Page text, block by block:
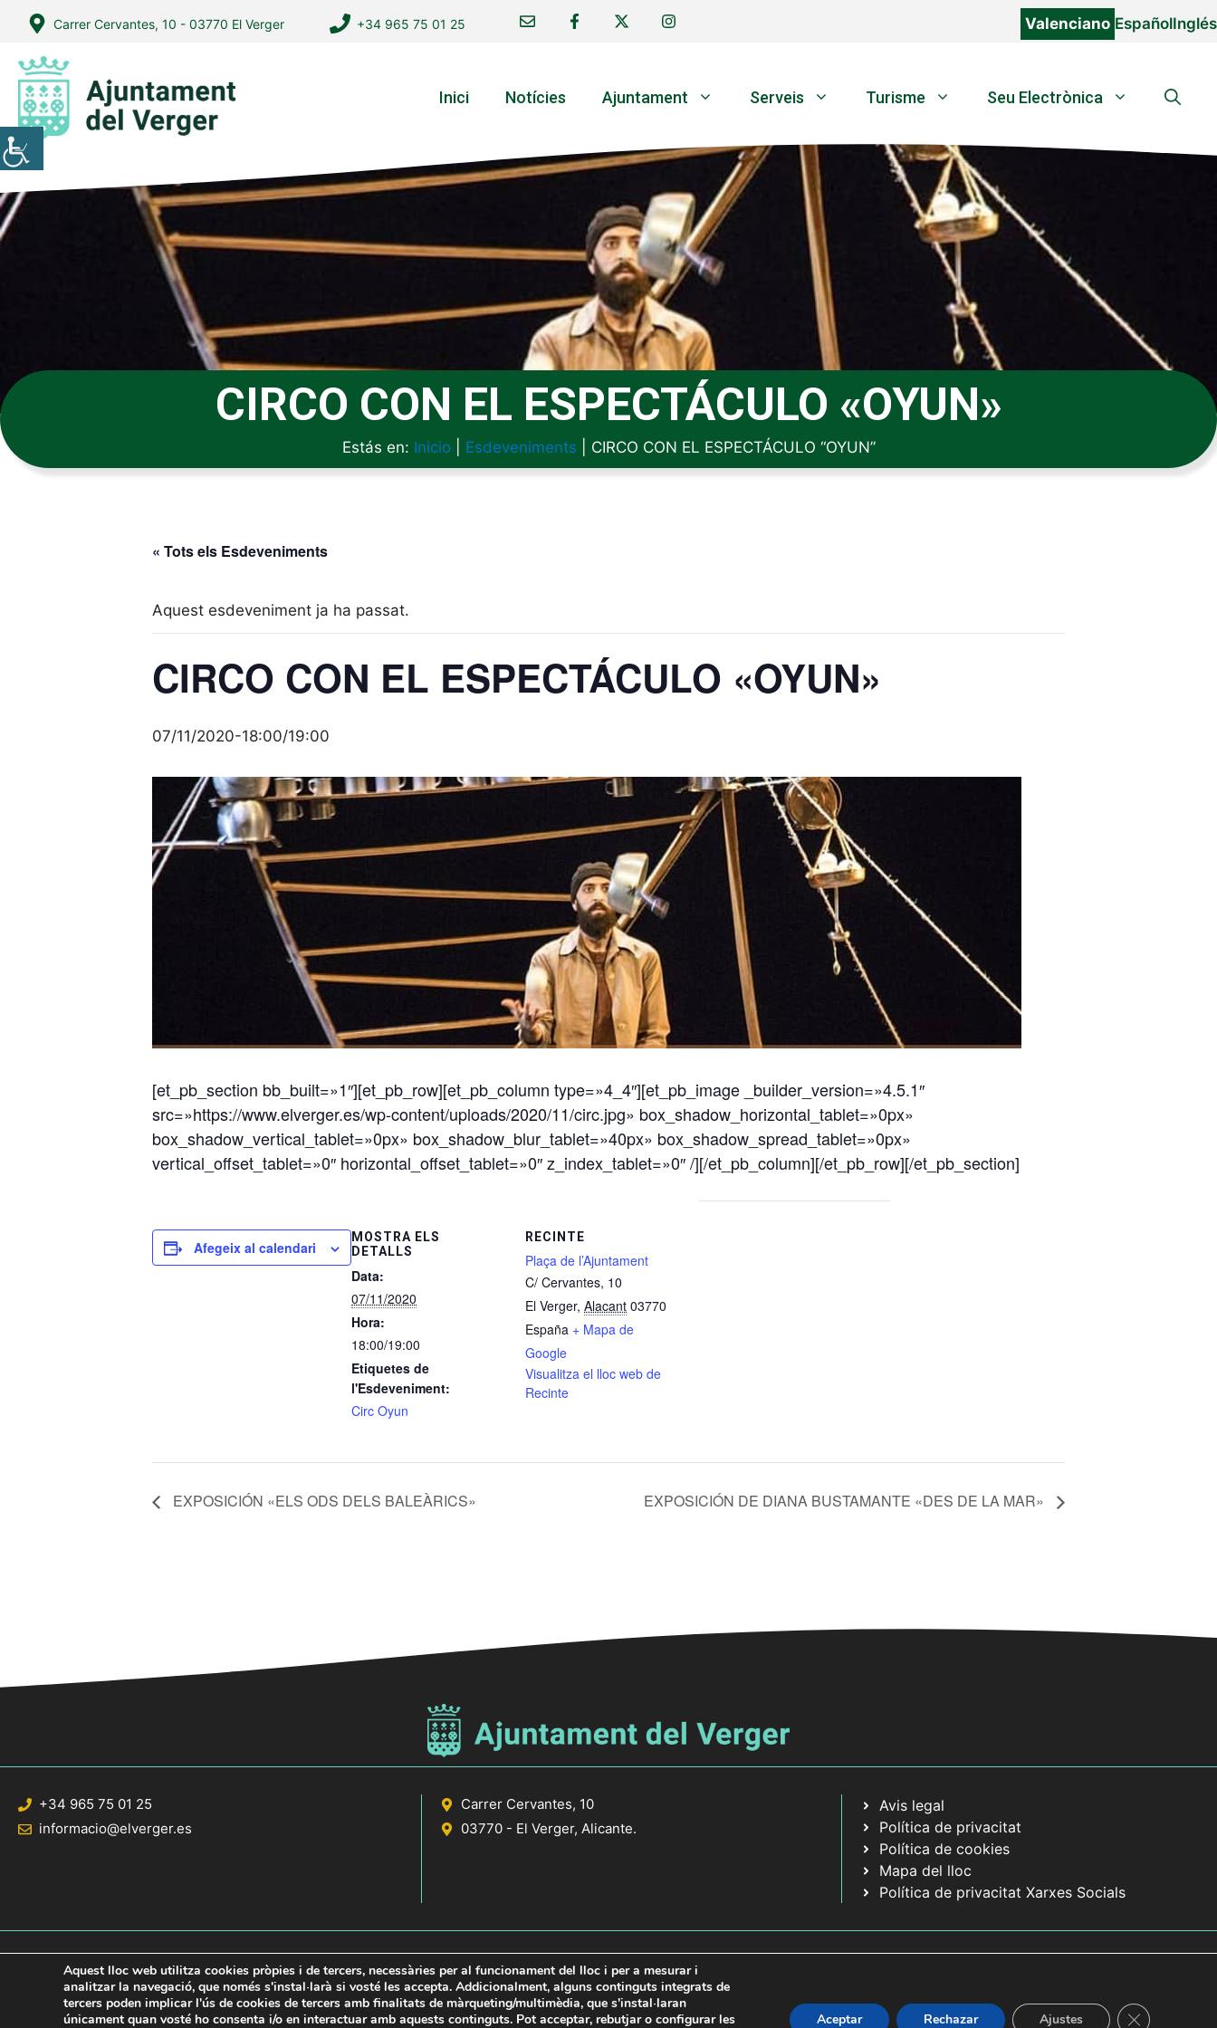
contingut
Carrer Cervantes, 10 - 03770 El Verger +34 965 75 01 25 Valenciano EspañolInglés
Inici Notícies Ajuntament Serveis Turisme Seu Electrònica
CIRCO CON EL ESPECTÁCULO «OYUN»
Estás en: Inicio| Esdeveniments CIRCO CON EL ESPECTÁCULO “OYUN”
« Tots els Esdeveniments
Aquest esdeveniment ja ha passat.
CIRCO CON EL ESPECTÁCULO «OYUN»
07/11/2020-18:00/19:00
[et_pb_section bb_built=»1″][et_pb_row][et_pb_column type=»4_4″][et_pb_image _builder_version=»4.5.1″
src=»https://www.elverger.es/wp-content/uploads/2020/11/circ.jpg» box_shadow_horizontal_tablet=»0px»
box_shadow_vertical_tablet=»0px» box_shadow_blur_tablet=»40px» box_shadow_spread_tablet=»0px»
vertical_offset_tablet=»0″ horizontal_offset_tablet=»0″ z_index_tablet=»0″ /][/et_pb_column][/et_pb_row][/et_pb_section]
Afegeix al calendari
MOSTRA ELS
DETALLS
Data:
07/11/2020
Hora:
18:00/19:00
Etiquetes de
l'Esdeveniment:
Circ Oyun
RECINTE
Plaça de l’Ajuntament
C/ Cervantes, 10
El Verger, Alacant 03770
España + Mapa de
Google
Visualitza el lloc web de
Recinte
EXPOSICIÓN «ELS ODS DELS BALEÀRICS» EXPOSICIÓN DE DIANA BUSTAMANTE «DES DE LA MAR»
+34 965 75 01 25
informacio@elverger.es
Carrer Cervantes, 10
03770 - El Verger, Alicante.
Avis legal
Política de privacitat
Política de cookies
Mapa del lloc
Política de privacitat Xarxes Socials
© 2020 Web desarrollada por el Servicio de Informática de Diputación de Alicante
Aquest lloc web utilitza cookies pròpies i de tercers, necessàries per al funcionament del lloc i per a mesurar i
analitzar la navegació, que només s'instal·larà si vosté les accepta. Addicionalment, alguns continguts integrats de
tercers poden implicar l'ús de cookies de tercers amb finalitats de màrqueting/multimèdia, que s'instal·laran
únicament quan vosté ho consenta i/o en interactuar amb aquests continguts. Pot acceptar, rebutjar o configurar les
Aceptar Rechazar Ajustes Tanca el